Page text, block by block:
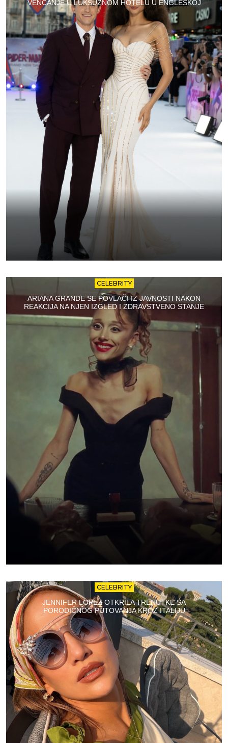
VENČANJE U LUKSUZNOM HOTELU U ENGLESKOJ
CELEBRITY
ARIANA GRANDE SE POVLAČI IZ JAVNOSTI NAKON
REAKCIJA NA NJEN IZGLED I ZDRAVSTVENO STANJE
CELEBRITY
JENNIFER LOPEZ OTKRILA TRENUTKE SA
PORODIČNOG PUTOVANJA KROZ ITALIJU